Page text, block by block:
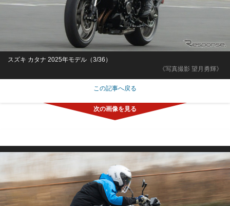
《写真撮影 望月勇輝》
スズキ カタナ 2025年モデル（3/36）
この記事へ戻る